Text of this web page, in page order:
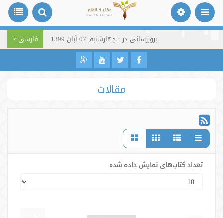
بروزرسانی در : چهارشنبه, 07 آبان 1399 فارسی
مقالات
تعداد کتاب‌های نمایش داده شده